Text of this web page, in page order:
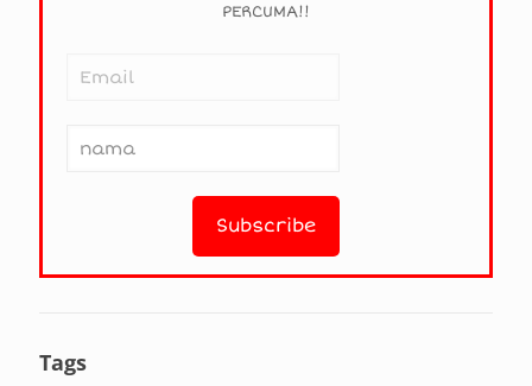
PERCUMA!!
Tags